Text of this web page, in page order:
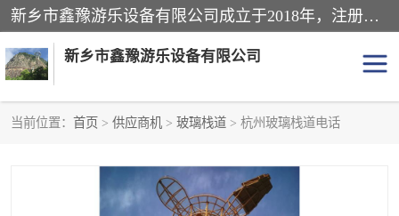
新乡市鑫豫游乐设备有限公司成立于2018年，注册地位于河南省。经营范围包括游乐设备、滑索、滑道、空中自行车、吊桥、拓展器材、攀岩器材、趣桥、悬崖秋千、网红桥、儿童乐园设备、水上乐园设备、丛林穿越设备、音乐呐喊设备、轨道滑车、栈道、玻璃滑道、观景平台、景观包装的设计、制造、销售、安装、维修，景区策划服务。
新乡市鑫豫游乐设备有限公司
当前位置： 首页 > 供应商机 > 玻璃栈道 > 杭州玻璃栈道电话
儿童乐园设备